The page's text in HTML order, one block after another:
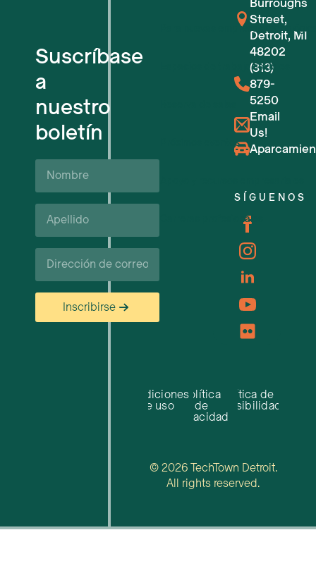
Suscríbase
a
nuestro
boletín
Nombre
Apellido*
Correo
electrónico
Inscribirse
Para nuevas empresas
Espacios de trabajo flexibles
Próximos eventos
Carreras profesionales
Street,
Detroit, MI
48202
(313)
879-
5250
Email
Us!
SÍGUENOS
Condiciones
de uso
Política
de
privacidad
Política de
accesibilidad
© 2026 TechTown Detroit.
All rights reserved.